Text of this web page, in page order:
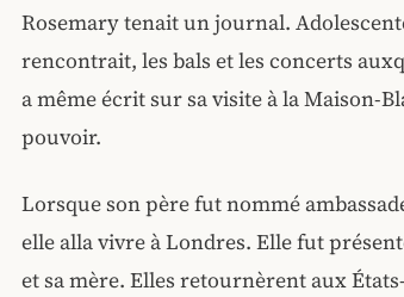
Rosemary tenait un journal.
rencontrait, les bals et les concerts
a même écrit sur sa visite à la Maison-
pouvoir.
Lorsque son père fut nommé
elle alla vivre à Londres. Elle fut
et sa mère. Elles retournèrent aux